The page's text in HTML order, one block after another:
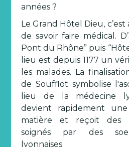
années ?
Le Grand Hôtel Dieu,
de savoir faire médical.
Pont du Rhône” puis
lieu est depuis 1177 un
les malades. La
de Soufflot symbolise
lieu de la médecine
devient rapidement
matière et reçoit des
soignés par des
lyonnaises.